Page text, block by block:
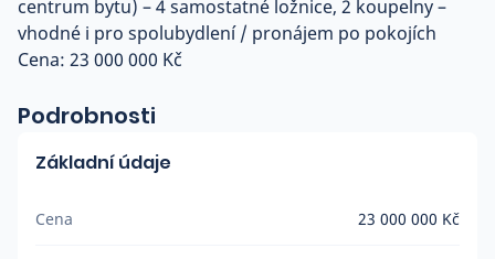
centrum bytu) – 4 samostatné ložnice, 2 koupelny –
vhodné i pro spolubydlení / pronájem po pokojích
Cena: 23 000 000 Kč
Podrobnosti
Základní údaje
Cena 23 000 000 Kč